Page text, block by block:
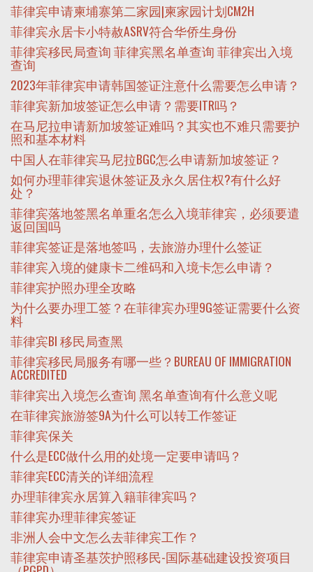
菲律宾申请柬埔寨第二家园|柬家园计划CM2H
菲律宾永居卡小特赦ASRV符合华侨生身份
菲律宾移民局查询 菲律宾黑名单查询 菲律宾出入境
查询
2023年菲律宾申请韩国签证注意什么需要怎么申请？
菲律宾新加坡签证怎么申请？需要ITR吗？
在马尼拉申请新加坡签证难吗？其实也不难只需要护
照和基本材料
中国人在菲律宾马尼拉BGC怎么申请新加坡签证？
如何办理菲律宾退休签证及永久居住权?有什么好
处？
菲律宾落地签黑名单重名怎么入境菲律宾，必须要遣
返回国吗
菲律宾签证是落地签吗，去旅游办理什么签证
菲律宾入境的健康卡二维码和入境卡怎么申请？
菲律宾护照办理全攻略
为什么要办理工签？在菲律宾办理9G签证需要什么资
料
菲律宾BI 移民局查黑
菲律宾移民局服务有哪一些？BUREAU OF IMMIGRATION
ACCREDITED
菲律宾出入境怎么查询 黑名单查询有什么意义呢
在菲律宾旅游签9A为什么可以转工作签证
菲律宾保关
什么是ECC做什么用的处境一定要申请吗？
菲律宾ECC清关的详细流程
办理菲律宾永居算入籍菲律宾吗？
菲律宾办理菲律宾签证
非洲人会中文怎么去菲律宾工作？
菲律宾申请圣基茨护照移民-国际基础建设投资项目